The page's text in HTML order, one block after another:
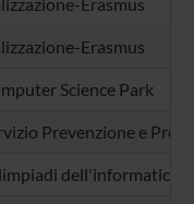
Erasmus
Science Park
Prevenzione e
dell'informatica